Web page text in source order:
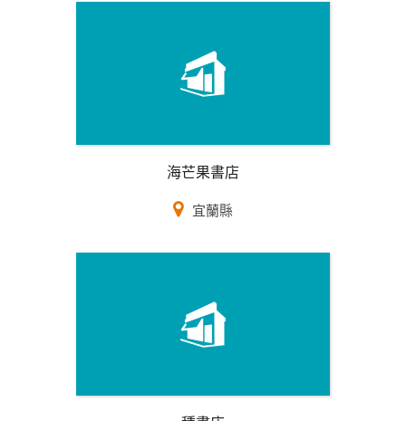
海芒果書店
宜蘭縣